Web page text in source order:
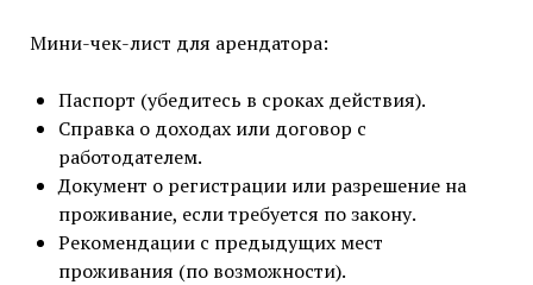
Мини-чек-лист для арендатора:
Паспорт (убедитесь в сроках действия).
Справка о доходах или договор с
работодателем.
Документ о регистрации или разрешение на
проживание, если требуется по закону.
Рекомендации с предыдущих мест
проживания (по возможности).